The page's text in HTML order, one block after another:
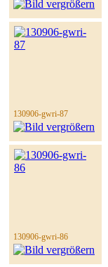
130906-gwri-87
130906-gwri-86